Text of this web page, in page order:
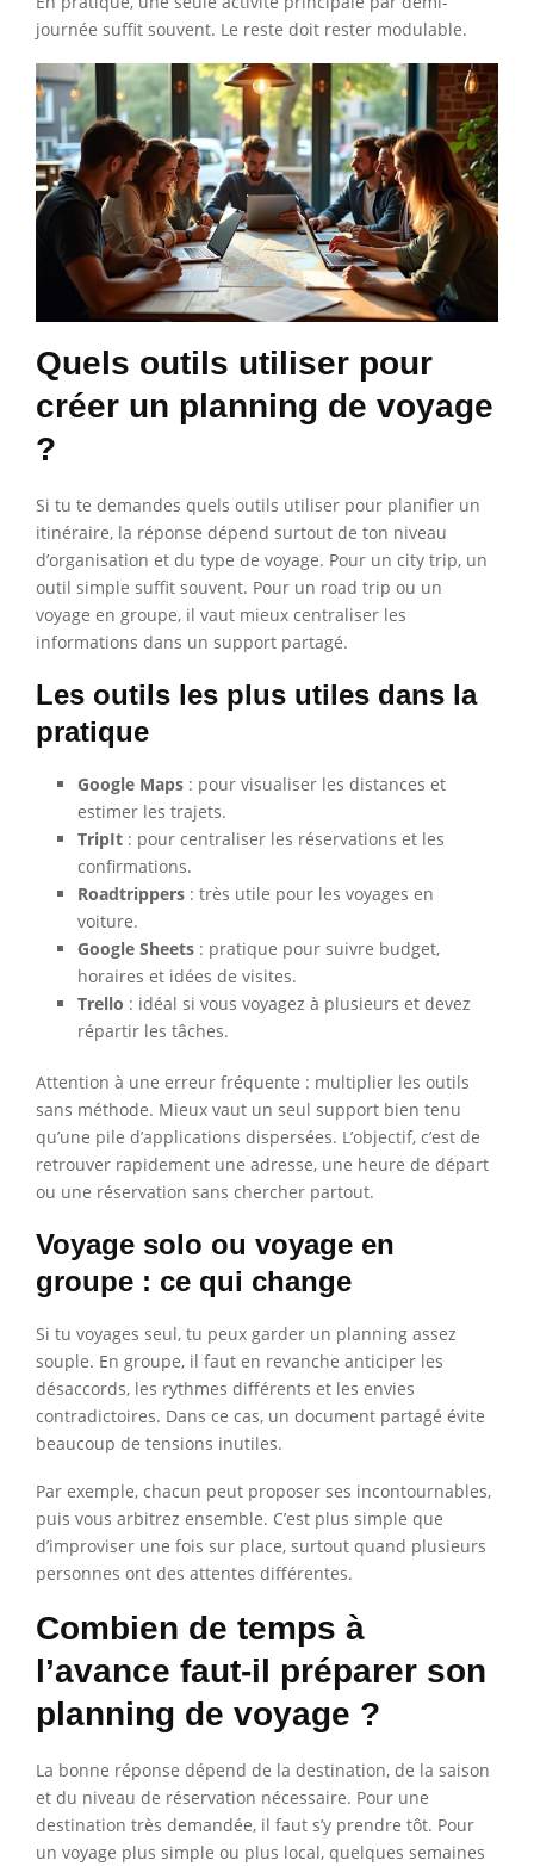
journée suffit souvent. Le reste doit rester modulable.
Quels outils utiliser pour
créer un planning de voyage
?
Si tu te demandes quels outils utiliser pour planifier un
itinéraire, la réponse dépend surtout de ton niveau
d’organisation et du type de voyage. Pour un city trip, un
outil simple suffit souvent. Pour un road trip ou un
voyage en groupe, il vaut mieux centraliser les
informations dans un support partagé.
Les outils les plus utiles dans la
pratique
Google Maps : pour visualiser les distances et
estimer les trajets.
TripIt : pour centraliser les réservations et les
confirmations.
Roadtrippers : très utile pour les voyages en
voiture.
Google Sheets : pratique pour suivre budget,
horaires et idées de visites.
Trello : idéal si vous voyagez à plusieurs et devez
répartir les tâches.
Attention à une erreur fréquente : multiplier les outils
sans méthode. Mieux vaut un seul support bien tenu
qu’une pile d’applications dispersées. L’objectif, c’est de
retrouver rapidement une adresse, une heure de départ
ou une réservation sans chercher partout.
Voyage solo ou voyage en
groupe : ce qui change
Si tu voyages seul, tu peux garder un planning assez
souple. En groupe, il faut en revanche anticiper les
désaccords, les rythmes différents et les envies
contradictoires. Dans ce cas, un document partagé évite
beaucoup de tensions inutiles.
Par exemple, chacun peut proposer ses incontournables,
puis vous arbitrez ensemble. C’est plus simple que
d’improviser une fois sur place, surtout quand plusieurs
personnes ont des attentes différentes.
Combien de temps à
l’avance faut-il préparer son
planning de voyage ?
La bonne réponse dépend de la destination, de la saison
et du niveau de réservation nécessaire. Pour une
destination très demandée, il faut s’y prendre tôt. Pour
un voyage plus simple ou plus local, quelques semaines